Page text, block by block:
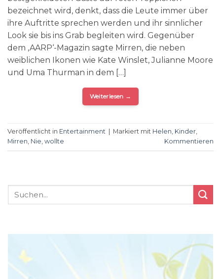
bezeichnet wird, denkt, dass die Leute immer über
ihre Auftritte sprechen werden und ihr sinnlicher
Look sie bis ins Grab begleiten wird. Gegenüber
dem ‚AARP‘-Magazin sagte Mirren, die neben
weiblichen Ikonen wie Kate Winslet, Julianne Moore
und Uma Thurman in dem […]
Weiterlesen →
Veröffentlicht in Entertainment Markiert mit Helen Kinder
Mirren Nie wollte Kommentieren